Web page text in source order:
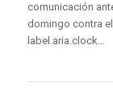
comunicación
domingo contra
label.aria.clock…